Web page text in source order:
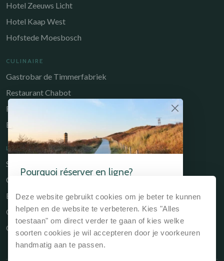
Deze website gebruikt cookies om je beter te kunnen
helpen en de website te verbeteren. Kies "Alles
toestaan" om direct verder te gaan of kies welke
soorten cookies je wil accepteren door je voorkeuren
handmatig aan te passen.
Pourquoi réserver en ligne?
ou directement à la réception, c'est toujours
l'option la moins chère.
Garantie du meilleur prix, donc toujours le
prix le moins cher
Pas de frais de réservation
Hotel Zeeuws Licht
Hotel Kaap West
Hofstede Moesbosch
CULINAIRE
Gastrobar de Timmerfabriek
Restaurant Chabot
Restaurant Catch
Brasserie de Walvis
LIENS UTILES
Séjourner
Culinaire
Environs
Owners Portal
Contact